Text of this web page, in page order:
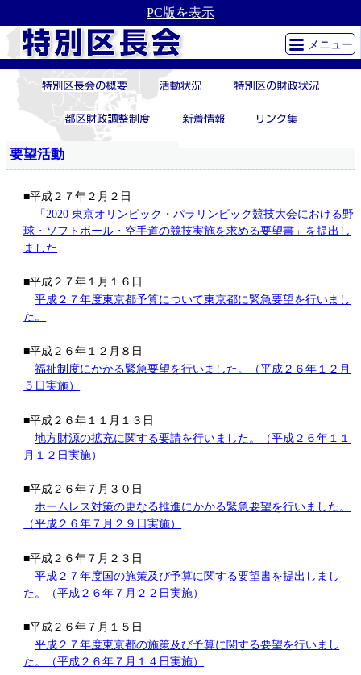
PC版を表示
メニュー
要望活動
■平成２７年２月２日
「2020 東京オリンピック・パラリンピック競技大会における野
球・ソフトボール・空手道の競技実施を求める要望書」を提出し
ました
■平成２７年１月１６日
平成２７年度東京都予算について東京都に緊急要望を行いまし
た。
■平成２６年１２月８日
福祉制度にかかる緊急要望を行いました。（平成２６年１２月
５日実施）
■平成２６年１１月１３日
地方財源の拡充に関する要請を行いました。（平成２６年１１
月１２日実施）
■平成２６年７月３０日
ホームレス対策の更なる推進にかかる緊急要望を行いました。
（平成２６年７月２９日実施）
■平成２６年７月２３日
平成２７年度国の施策及び予算に関する要望書を提出しまし
た。（平成２６年７月２２日実施）
■平成２６年７月１５日
平成２７年度東京都の施策及び予算に関する要望を行いまし
た。（平成２６年７月１４日実施）